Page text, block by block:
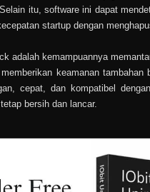
itu, software ini dapat
startup dengan
adalah kemampuannya
keamanan tambahan
cepat, dan kompatibel
bersih dan lancar.